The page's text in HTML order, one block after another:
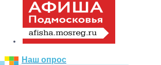
Наш опрос